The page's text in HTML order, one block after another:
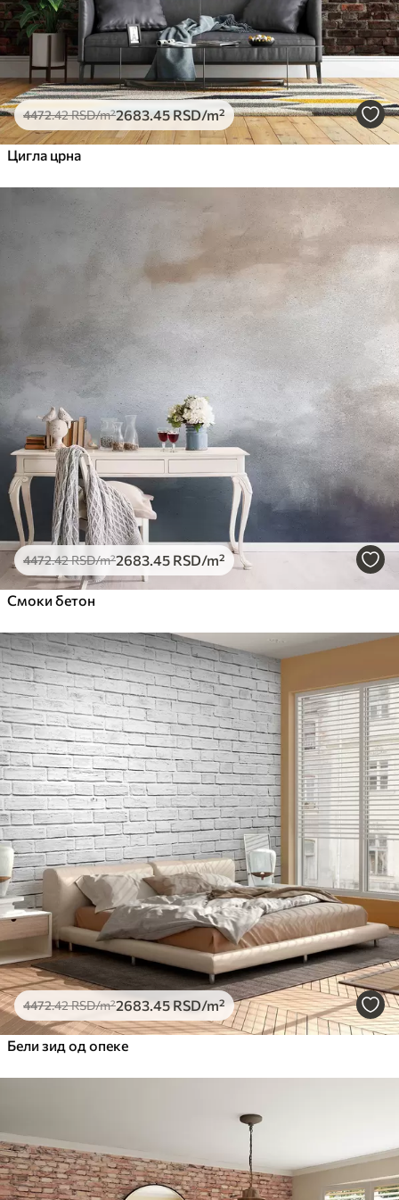
4472.42RSD/m²2683.45 RSD/m²
Цигла црна
4472.42RSD/m²2683 .45 RSD/m²
Смоки бетон
4472.42RSD/m²2683.45 RSD/m²
Бели зид од опеке